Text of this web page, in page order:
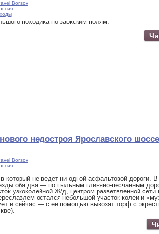
Borisov
походика по заокским полям.
недостроя Ярославского шоссе
Borisov
который не ведет ни одной асфальтовой дороги.
оба два — по пыльным глиняно-песчанным
узкоколейной Ж/д, центром разветвленной
остался небольшой участок колеи и
и сейчас — с ее помощью вывозят торф с